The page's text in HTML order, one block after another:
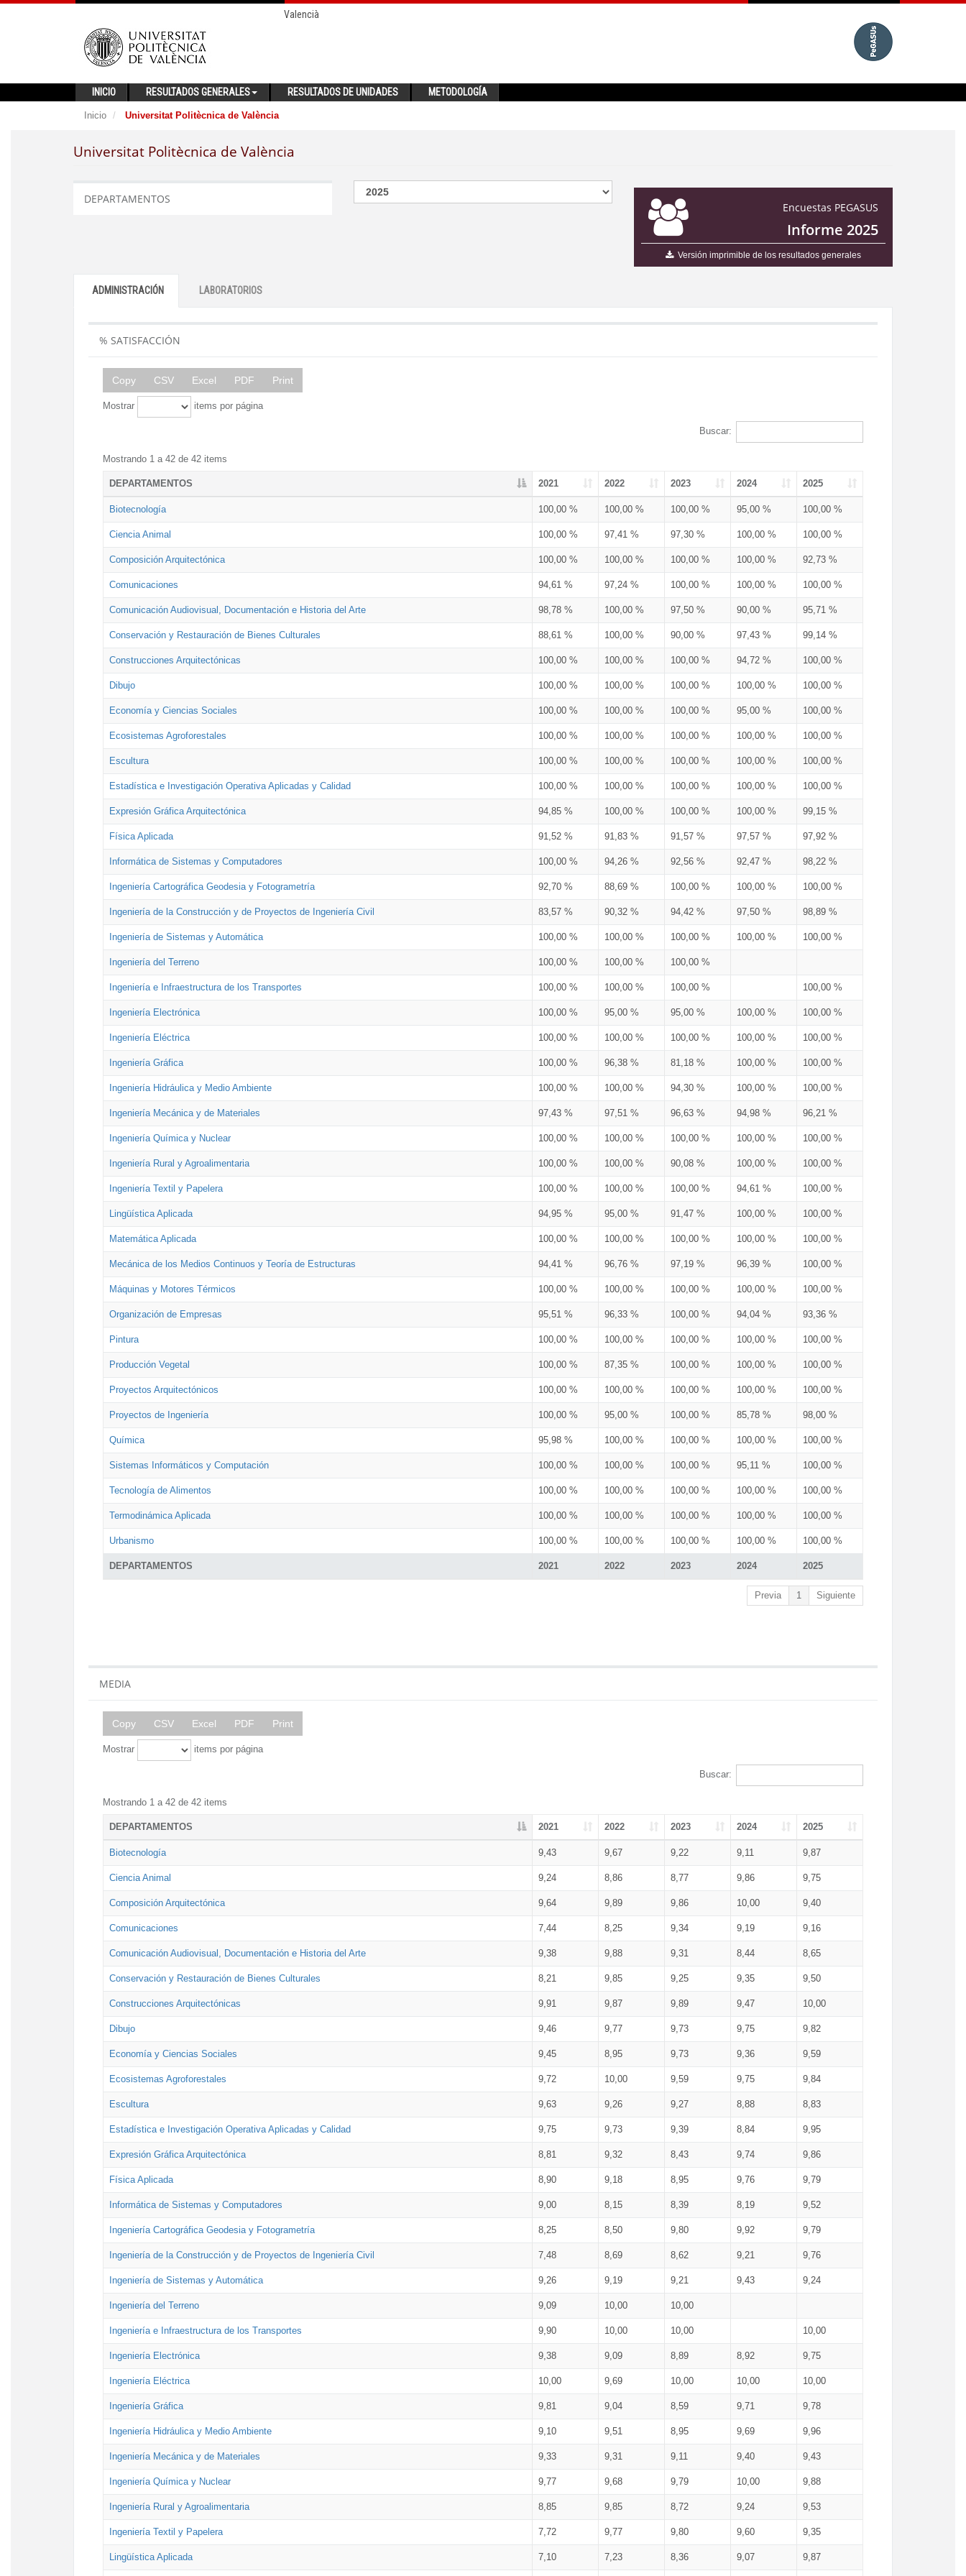
Valencià
INICIO RESULTADOS GENERALES RESULTADOS DE UNIDADES METODOLOGÍA
Inicio Universitat Politècnica de València
Universitat Politècnica de València
Encuestas PEGASUS
Informe 2025
Versión imprimible de los resultados generales
DEPARTAMENTOS
ADMINISTRACIÓN LABORATORIOS
% SATISFACCIÓN
Copy CSV Excel PDF Print
Mostrar items por página
Buscar:
Mostrando 1 a 42 de 42 items
DEPARTAMENTOS 2021 2022 2023 2024 2025
DEPARTAMENTOS 2021 2022 2023 2024 2025
Biotecnología 100,00 % 100,00 % 100,00 % 95,00 % 100,00 %
Ciencia Animal 100,00 % 97,41 % 97,30 % 100,00 % 100,00 %
Composición Arquitectónica 100,00 % 100,00 % 100,00 % 100,00 % 92,73 %
Comunicaciones 94,61 % 97,24 % 100,00 % 100,00 % 100,00 %
Comunicación Audiovisual, Documentación e Historia del Arte 98,78 % 100,00 % 97,50 % 90,00 % 95,71 %
Conservación y Restauración de Bienes Culturales 88,61 % 100,00 % 90,00 % 97,43 % 99,14 %
Construcciones Arquitectónicas 100,00 % 100,00 % 100,00 % 94,72 % 100,00 %
Dibujo 100,00 % 100,00 % 100,00 % 100,00 % 100,00 %
Economía y Ciencias Sociales 100,00 % 100,00 % 100,00 % 95,00 % 100,00 %
Ecosistemas Agroforestales 100,00 % 100,00 % 100,00 % 100,00 % 100,00 %
Escultura 100,00 % 100,00 % 100,00 % 100,00 % 100,00 %
Estadística e Investigación Operativa Aplicadas y Calidad 100,00 % 100,00 % 100,00 % 100,00 % 100,00 %
Expresión Gráfica Arquitectónica 94,85 % 100,00 % 100,00 % 100,00 % 99,15 %
Física Aplicada 91,52 % 91,83 % 91,57 % 97,57 % 97,92 %
Informática de Sistemas y Computadores 100,00 % 94,26 % 92,56 % 92,47 % 98,22 %
Ingeniería Cartográfica Geodesia y Fotogrametría 92,70 % 88,69 % 100,00 % 100,00 % 100,00 %
Ingeniería de la Construcción y de Proyectos de Ingeniería Civil 83,57 % 90,32 % 94,42 % 97,50 % 98,89 %
Ingeniería de Sistemas y Automática 100,00 % 100,00 % 100,00 % 100,00 % 100,00 %
Ingeniería del Terreno 100,00 % 100,00 % 100,00 %
Ingeniería e Infraestructura de los Transportes 100,00 % 100,00 % 100,00 % 100,00 %
Ingeniería Electrónica 100,00 % 95,00 % 95,00 % 100,00 % 100,00 %
Ingeniería Eléctrica 100,00 % 100,00 % 100,00 % 100,00 % 100,00 %
Ingeniería Gráfica 100,00 % 96,38 % 81,18 % 100,00 % 100,00 %
Ingeniería Hidráulica y Medio Ambiente 100,00 % 100,00 % 94,30 % 100,00 % 100,00 %
Ingeniería Mecánica y de Materiales 97,43 % 97,51 % 96,63 % 94,98 % 96,21 %
Ingeniería Química y Nuclear 100,00 % 100,00 % 100,00 % 100,00 % 100,00 %
Ingeniería Rural y Agroalimentaria 100,00 % 100,00 % 90,08 % 100,00 % 100,00 %
Ingeniería Textil y Papelera 100,00 % 100,00 % 100,00 % 94,61 % 100,00 %
Lingüística Aplicada 94,95 % 95,00 % 91,47 % 100,00 % 100,00 %
Matemática Aplicada 100,00 % 100,00 % 100,00 % 100,00 % 100,00 %
Mecánica de los Medios Continuos y Teoría de Estructuras 94,41 % 96,76 % 97,19 % 96,39 % 100,00 %
Máquinas y Motores Térmicos 100,00 % 100,00 % 100,00 % 100,00 % 100,00 %
Organización de Empresas 95,51 % 96,33 % 100,00 % 94,04 % 93,36 %
Pintura 100,00 % 100,00 % 100,00 % 100,00 % 100,00 %
Producción Vegetal 100,00 % 87,35 % 100,00 % 100,00 % 100,00 %
Proyectos Arquitectónicos 100,00 % 100,00 % 100,00 % 100,00 % 100,00 %
Proyectos de Ingeniería 100,00 % 95,00 % 100,00 % 85,78 % 98,00 %
Química 95,98 % 100,00 % 100,00 % 100,00 % 100,00 %
Sistemas Informáticos y Computación 100,00 % 100,00 % 100,00 % 95,11 % 100,00 %
Tecnología de Alimentos 100,00 % 100,00 % 100,00 % 100,00 % 100,00 %
Termodinámica Aplicada 100,00 % 100,00 % 100,00 % 100,00 % 100,00 %
Urbanismo 100,00 % 100,00 % 100,00 % 100,00 % 100,00 %
Previa 1 Siguiente
MEDIA
Copy CSV Excel PDF Print
Mostrar items por página
Buscar:
Mostrando 1 a 42 de 42 items
DEPARTAMENTOS 2021 2022 2023 2024 2025
Biotecnología 9,43 9,67 9,22 9,11 9,87
Ciencia Animal 9,24 8,86 8,77 9,86 9,75
Composición Arquitectónica 9,64 9,89 9,86 10,00 9,40
Comunicaciones 7,44 8,25 9,34 9,19 9,16
Comunicación Audiovisual, Documentación e Historia del Arte 9,38 9,88 9,31 8,44 8,65
Conservación y Restauración de Bienes Culturales 8,21 9,85 9,25 9,35 9,50
Construcciones Arquitectónicas 9,91 9,87 9,89 9,47 10,00
Dibujo 9,46 9,77 9,73 9,75 9,82
Economía y Ciencias Sociales 9,45 8,95 9,73 9,36 9,59
Ecosistemas Agroforestales 9,72 10,00 9,59 9,75 9,84
Escultura 9,63 9,26 9,27 8,88 8,83
Estadística e Investigación Operativa Aplicadas y Calidad 9,75 9,73 9,39 8,84 9,95
Expresión Gráfica Arquitectónica 8,81 9,32 8,43 9,74 9,86
Física Aplicada 8,90 9,18 8,95 9,76 9,79
Informática de Sistemas y Computadores 9,00 8,15 8,39 8,19 9,52
Ingeniería Cartográfica Geodesia y Fotogrametría 8,25 8,50 9,80 9,92 9,79
Ingeniería de la Construcción y de Proyectos de Ingeniería Civil 7,48 8,69 8,62 9,21 9,76
Ingeniería de Sistemas y Automática 9,26 9,19 9,21 9,43 9,24
Ingeniería del Terreno 9,09 10,00 10,00
Ingeniería e Infraestructura de los Transportes 9,90 10,00 10,00 10,00
Ingeniería Electrónica 9,38 9,09 8,89 8,92 9,75
Ingeniería Eléctrica 10,00 9,69 10,00 10,00 10,00
Ingeniería Gráfica 9,81 9,04 8,59 9,71 9,78
Ingeniería Hidráulica y Medio Ambiente 9,10 9,51 8,95 9,69 9,96
Ingeniería Mecánica y de Materiales 9,33 9,31 9,11 9,40 9,43
Ingeniería Química y Nuclear 9,77 9,68 9,79 10,00 9,88
Ingeniería Rural y Agroalimentaria 8,85 9,85 8,72 9,24 9,53
Ingeniería Textil y Papelera 7,72 9,77 9,80 9,60 9,35
Lingüística Aplicada 7,10 7,23 8,36 9,07 9,87